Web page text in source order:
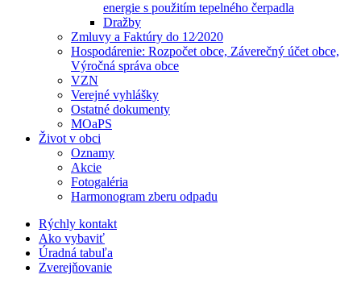
energie s použitím tepelného čerpadla
Dražby
Zmluvy a Faktúry do 12⁄2020
Hospodárenie: Rozpočet obce, Záverečný účet obce,
Výročná správa obce
VZN
Verejné vyhlášky
Ostatné dokumenty
MOaPS
Život v obci
Oznamy
Akcie
Fotogaléria
Harmonogram zberu odpadu
Rýchly kontakt
Ako vybaviť
Úradná tabuľa
Zverejňovanie